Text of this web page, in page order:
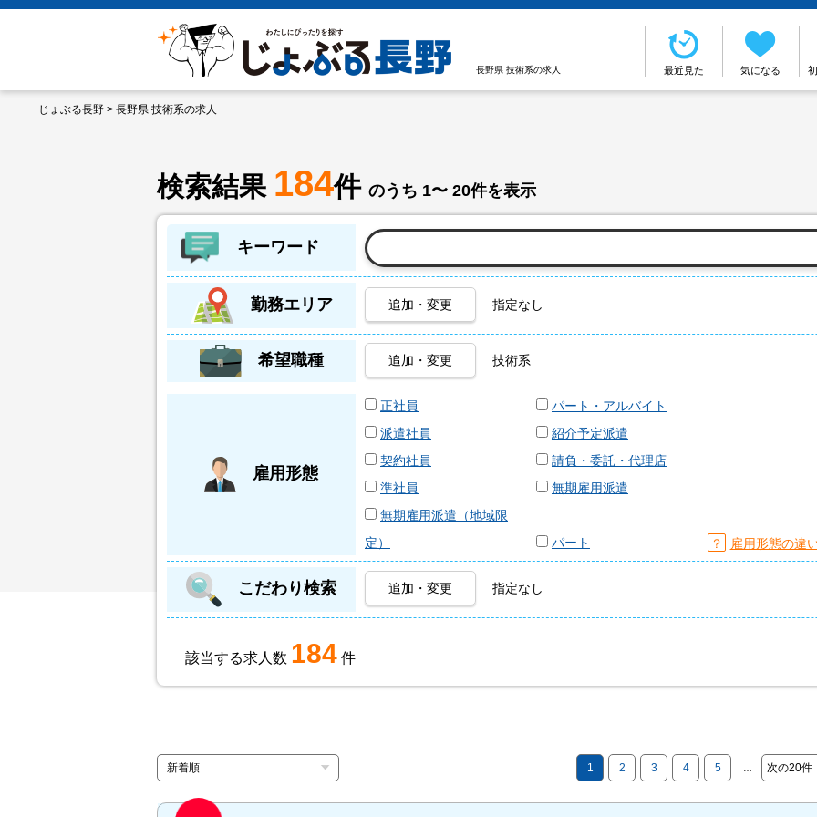
長野県 技術系の求人 最近見た 気になる
じょぶる長野 > 長野県 技術系の求人
検索結果 184件 のうち 1〜 20件を表示
キーワード
勤務エリア 追加・変更 指定なし
希望職種 追加・変更 技術系
雇用形態
正社員
パート・アルバイト
派遣社員
紹介予定派遣
契約社員
請負・委託・代理店
準社員
無期雇用派遣
無期雇用派遣（地域限
定）
パート ？ 雇用形態の違
こだわり検索 追加・変更 指定なし
該当する求人数 184 件
1 2 3 4 5 次の20件